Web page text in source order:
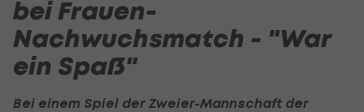
bei Frauen-
Nachwuchsmatch - "War
ein Spaß"
Bei einem Spiel der Zweier-Mannschaft der